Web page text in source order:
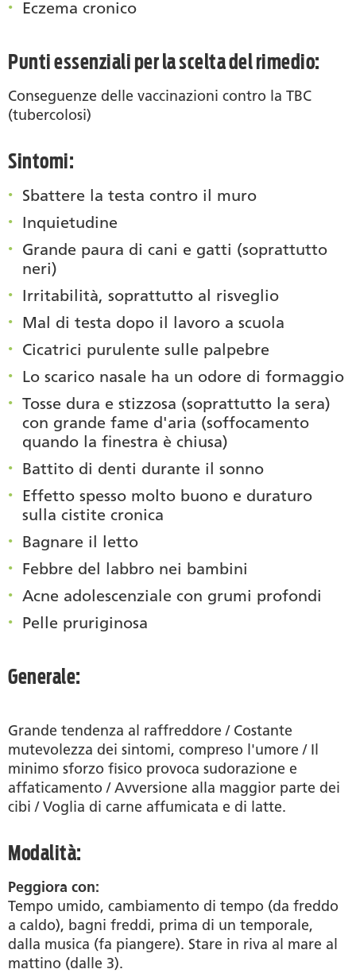
Eczema cronico
Punti essenziali per la scelta del rimedio:
Conseguenze delle vaccinazioni contro la TBC
(tubercolosi)
Sintomi:
Sbattere la testa contro il muro
Inquietudine
Grande paura di cani e gatti (soprattutto
neri)
Irritabilità, soprattutto al risveglio
Mal di testa dopo il lavoro a scuola
Cicatrici purulente sulle palpebre
Lo scarico nasale ha un odore di formaggio
Tosse dura e stizzosa (soprattutto la sera)
con grande fame d'aria (soffocamento
quando la finestra è chiusa)
Battito di denti durante il sonno
Effetto spesso molto buono e duraturo
sulla cistite cronica
Bagnare il letto
Febbre del labbro nei bambini
Acne adolescenziale con grumi profondi
Pelle pruriginosa
Generale:
Grande tendenza al raffreddore / Costante
mutevolezza dei sintomi, compreso l'umore / Il
minimo sforzo fisico provoca sudorazione e
affaticamento / Avversione alla maggior parte dei
cibi / Voglia di carne affumicata e di latte.
Modalità:
Peggiora con:
Tempo umido, cambiamento di tempo (da freddo
a caldo), bagni freddi, prima di un temporale,
dalla musica (fa piangere). Stare in riva al mare al
mattino (dalle 3).